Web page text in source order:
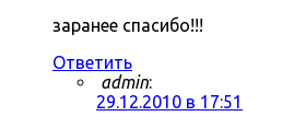
заранее спасибо!!!
Ответить
admin:
29.12.2010 в 17:51